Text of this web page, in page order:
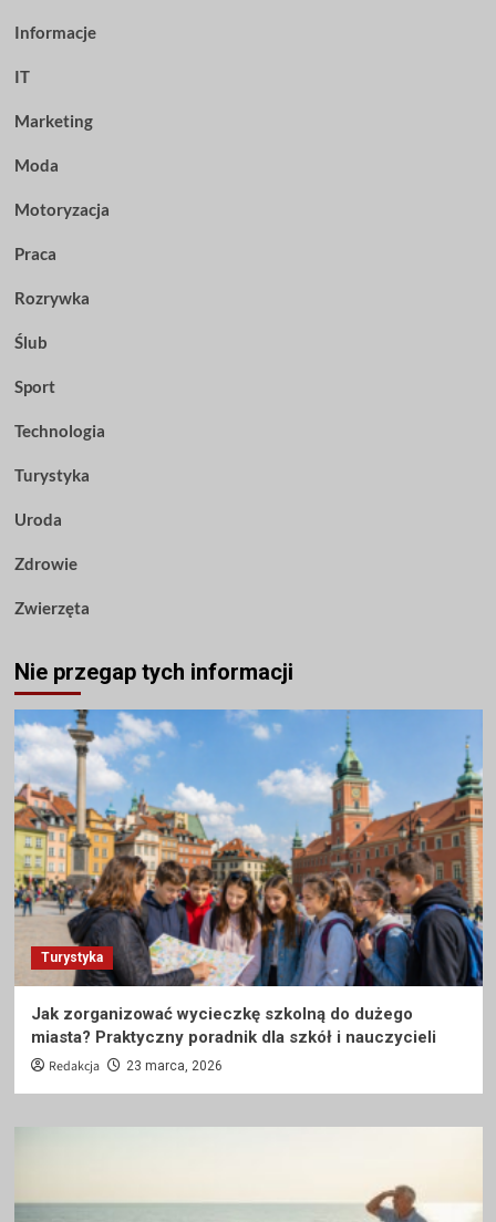
Informacje
IT
Marketing
Moda
Motoryzacja
Praca
Rozrywka
Ślub
Sport
Technologia
Turystyka
Uroda
Zdrowie
Zwierzęta
Nie przegap tych informacji
Turystyka
Jak zorganizować wycieczkę szkolną do dużego
miasta? Praktyczny poradnik dla szkół i nauczycieli
Redakcja 23 marca, 2026